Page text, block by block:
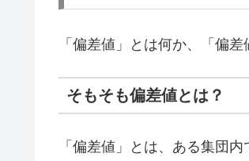
「偏差値」とは何か、「偏
そもそも偏差値とは？
「偏差値」とは、ある集団